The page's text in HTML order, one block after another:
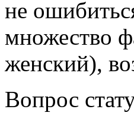
не
множество
женский),
Вопрос